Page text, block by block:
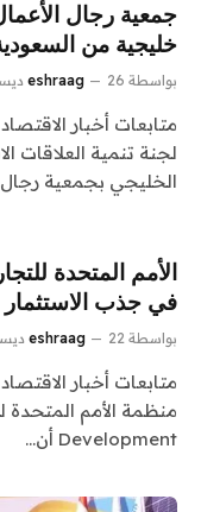
جمعية رجال
خليجية من
بواسطة eshraag 26 ديسمبر، 2024
متابعات أخبار
لجنة تنمية العلاقات
الخليجي بجمعية
الأمم المتحدة
في جذب الاستثمار
بواسطة eshraag 22 ديسمبر، 2024
متابعات أخبار
Development أن…